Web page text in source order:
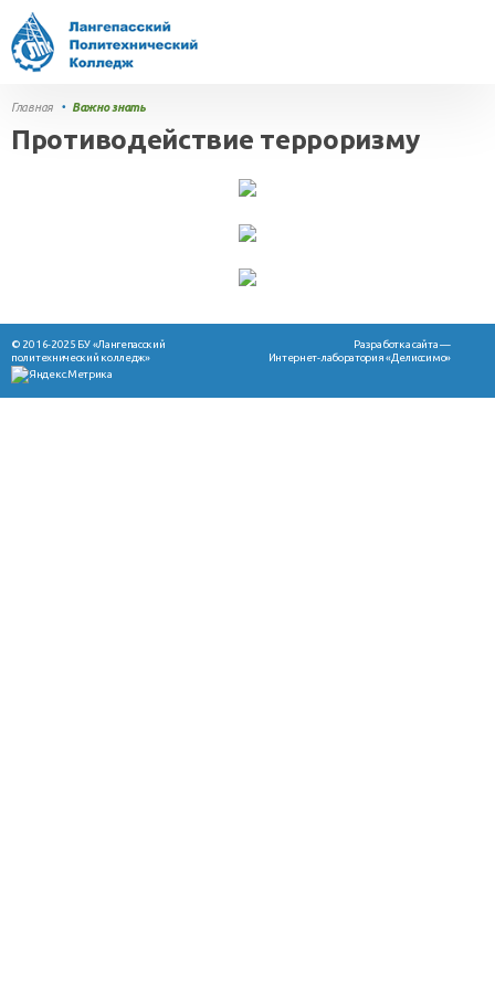
Главная • Важно знать
Противодействие терроризму
© 2016-2025 БУ «Лангепасский
политехнический колледж»
Разработка сайта —
Интернет-лаборатория «Делиссимо»